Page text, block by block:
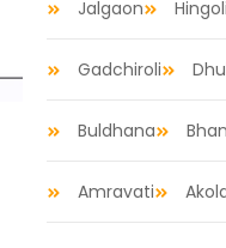
Jalgaon Hingoli
Gadchiroli
Buldhana
Amravati